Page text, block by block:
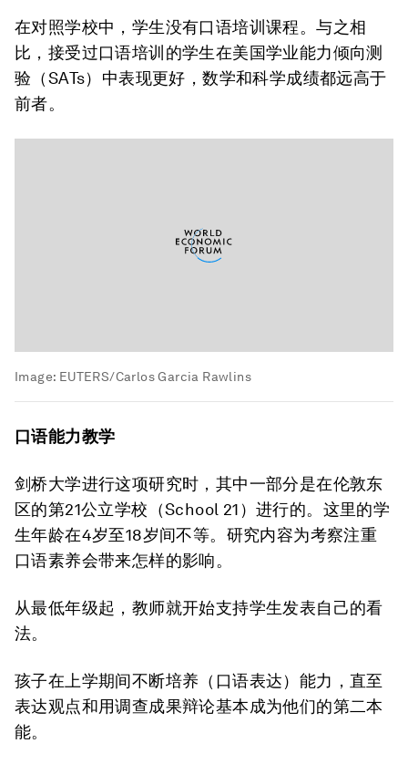
在对照学校中，学生没有口语培训课程。与之相
比，接受过口语培训的学生在美国学业能力倾向测
验（SATs）中表现更好，数学和科学成绩都远高于
前者。
Image: EUTERS/Carlos Garcia Rawlins
口语能力教学
剑桥大学进行这项研究时，其中一部分是在伦敦东
区的第21公立学校（School 21）进行的。这里的学
生年龄在4岁至18岁间不等。研究内容为考察注重
口语素养会带来怎样的影响。
从最低年级起，教师就开始支持学生发表自己的看
法。
孩子在上学期间不断培养（口语表达）能力，直至
表达观点和用调查成果辩论基本成为他们的第二本
能。